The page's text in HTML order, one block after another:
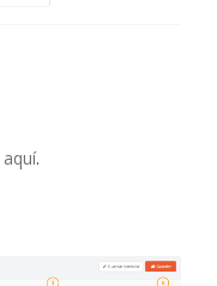
aquí.